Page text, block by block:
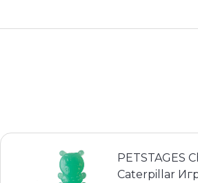
PETSTAGES
Caterpillar